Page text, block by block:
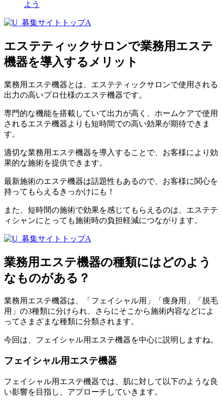
よう
エステティックサロンで業務用エステ
機器を導入するメリット
業務用エステ機器とは、エステティックサロンで使用される
出力の高いプロ仕様のエステ機器です。
専門的な機能を搭載していて出力が高く、ホームケアで使用
されるエステ機器よりも短時間での高い効果が期待できま
す。
適切な業務用エステ機器を導入することで、お客様により 効
果的な施術を提供できます。
最新施術のエステ機器は話題性もあるので、お客様に関心を
持ってもらえるきっかけにも！
また、短時間の施術で効果を感じてもらえるのは、エステテ
ィシャンにとっても施術時の負担軽減につながります。
業務用エステ機器の種類にはどのよう
なものがある？
業務用エステ機器は、「フェイシャル用」「痩身用」「脱毛
用」の3種類に分けられ、さらにそこから施術内容などによ
ってさまざまな種類に分類されます。
今回は、 フェイシャル用エステ機器を中心に説明しますね。
フェイシャル用エステ機器
フェイシャル用エステ機器では、肌に対して以下のような良
い影響を目指し、アプローチしていきます。